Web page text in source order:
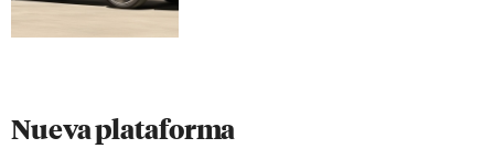
Nueva plataforma